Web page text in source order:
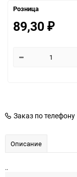
Розница
89,30 ₽
Заказ по телефону
Описание
..